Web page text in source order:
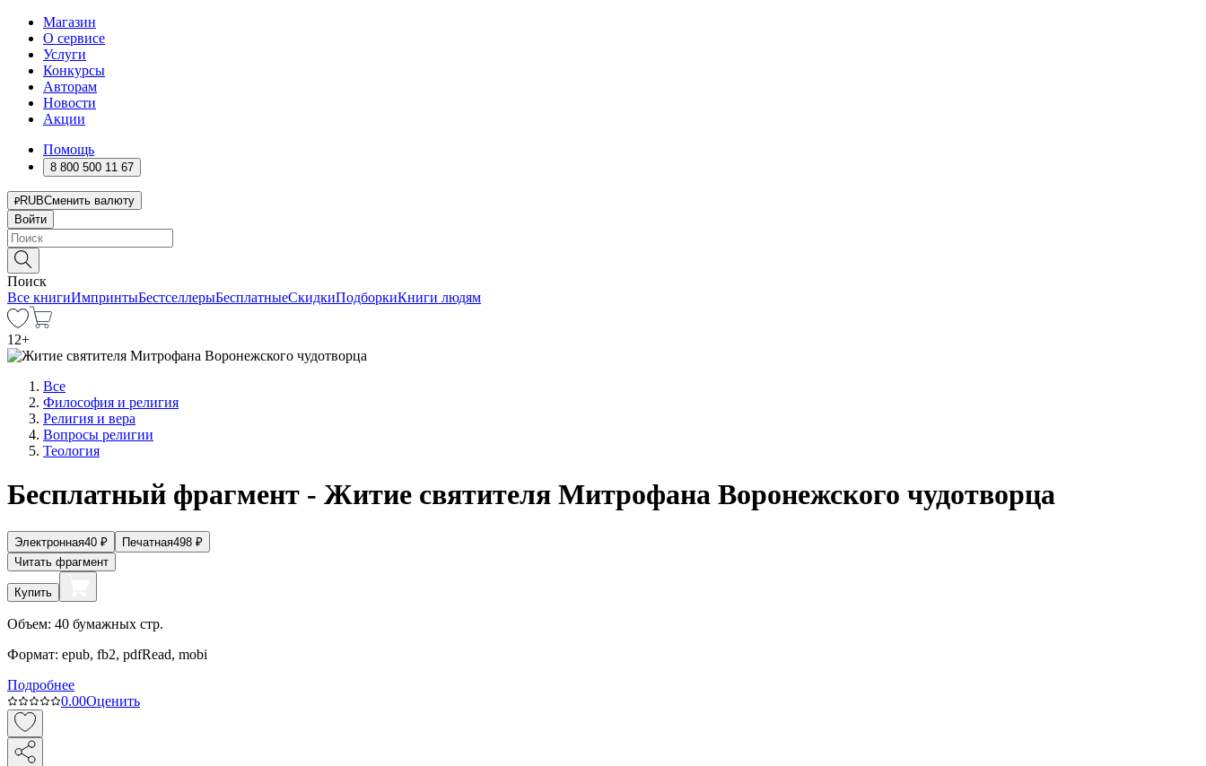
Магазин
О сервисе
Услуги
Конкурсы
Авторам
Новости
Акции
Помощь
8 800 500 11 67
RUBСменить валюту
Войти
Поиск
Все книгиИмпринтыБестселлерыБесплатныеСкидкиПодборкиКниги людям
12+
Все
Философия и религия
Религия и вера
Вопросы религии
Теология
Бесплатный фрагмент - Житие святителя Митрофана Воронежского чудотворца
Электронная40 ₽ Печатная498 ₽
Читать фрагмент
Купить
Объем: 40 бумажных стр.
Формат: epub, fb2, pdfRead, mobi
Подробнее
0.00Оценить